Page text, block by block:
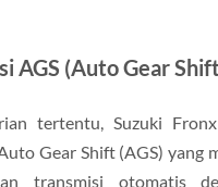
AGS (Auto Gear
tertentu, Suzuki Fronx
Gear Shift (AGS) yang
transmisi otomatis